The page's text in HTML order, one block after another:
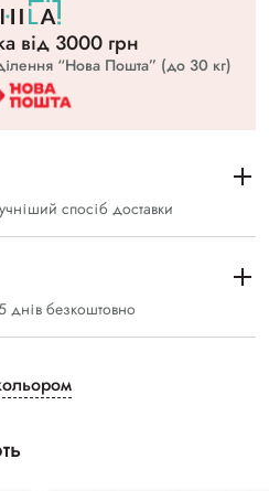
вiд 3000 грн
“Нова Пошта” (до 30 кг)
спосіб доставки
днів безкоштовно